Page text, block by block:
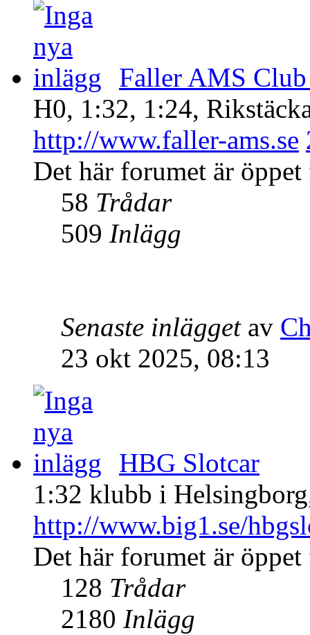
Faller AMS Club
H0, 1:32, 1:24,
http://www.faller-ams.se
Det här forumet är
58 Trådar
509 Inlägg
Senaste inläggetav
23 okt 2025, 08:13
HBG Slotcar
1:32 klubb i
http://www.big1.se/
Det här forumet är
128 Trådar
2180 Inlägg